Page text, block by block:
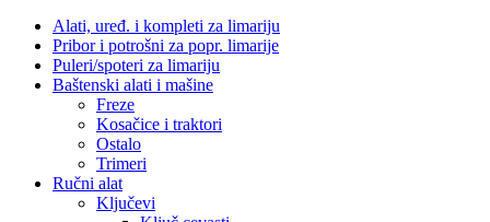
Alati, uređ. i kompleti za limariju
Pribor i potrošni za popr. limarije
Puleri/spoteri za limariju
Baštenski alati i mašine
Freze
Kosačice i traktori
Ostalo
Trimeri
Ručni alat
Ključevi